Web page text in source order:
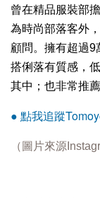
曾在精品服裝部
為時尚部落客外
顧問。擁有超過9
搭俐落有質感，
其中；也非常推
● 點我追蹤
（圖片來源